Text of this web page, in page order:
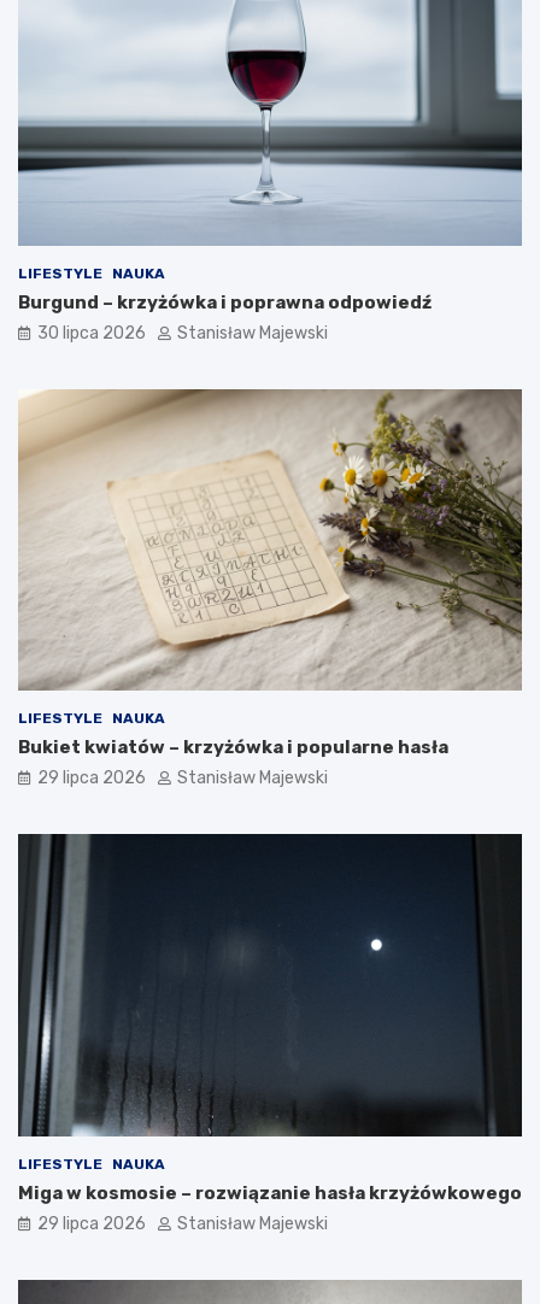
LIFESTYLE NAUKA
Burgund – krzyżówka i poprawna odpowiedź
30 lipca 2026 Stanisław Majewski
LIFESTYLE NAUKA
Bukiet kwiatów – krzyżówka i popularne hasła
29 lipca 2026 Stanisław Majewski
LIFESTYLE NAUKA
Miga w kosmosie – rozwiązanie hasła krzyżówkowego
29 lipca 2026 Stanisław Majewski